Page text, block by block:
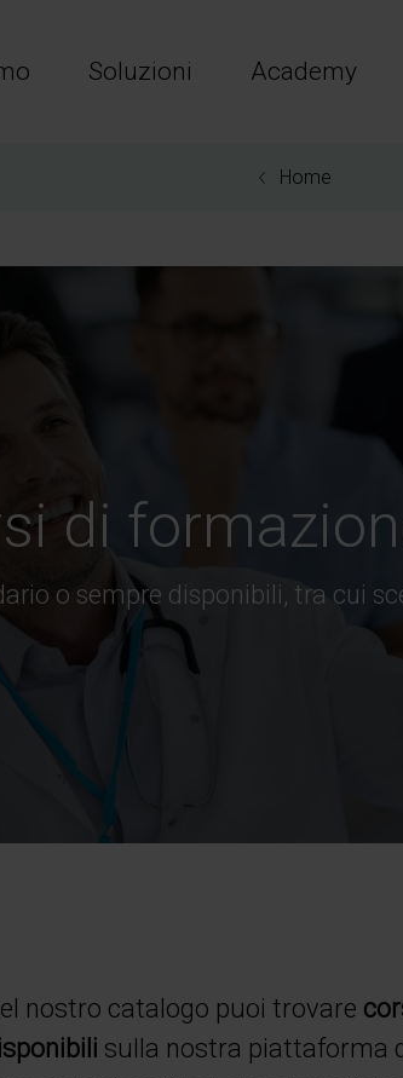
Soluzioni Academy
Home
di
o sempre disponibili, tra cui
nostro catalogo puoi trovare
sulla nostra piattaforma